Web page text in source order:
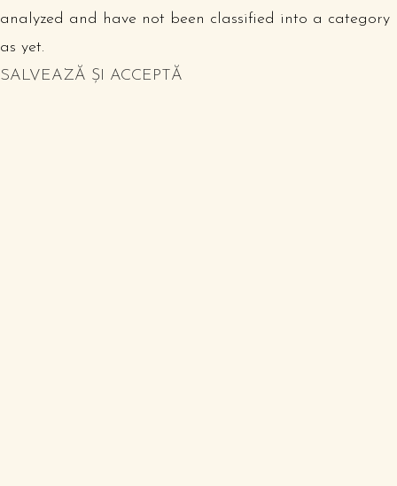
analyzed and have not been classified into a category
as yet.
SALVEAZĂ ȘI ACCEPTĂ